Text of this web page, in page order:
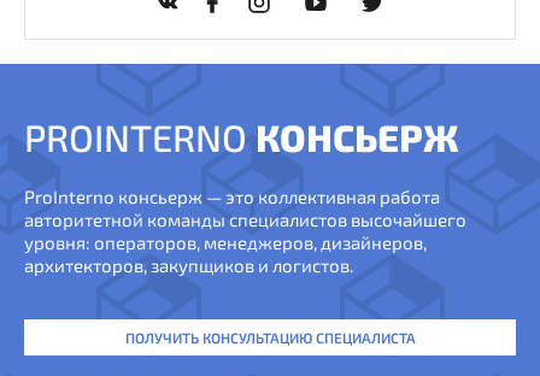
PROINTERNO КОНСЬЕРЖ
ProInterno консьерж — это коллективная работа
авторитетной команды специалистов высочайшего
уровня: операторов, менеджеров, дизайнеров,
архитекторов, закупщиков и логистов.
ПОЛУЧИТЬ КОНСУЛЬТАЦИЮ СПЕЦИАЛИСТА